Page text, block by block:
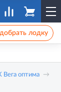
лодку
Вега оптима